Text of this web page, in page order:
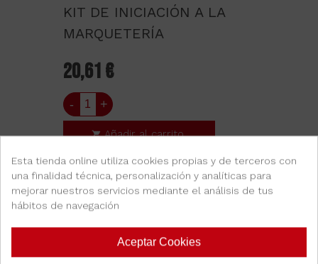
KIT DE INICIACIÓN A LA
MARQUETERÍA
20,61 €
- +
Añadir al carrito
Esta tienda online utiliza cookies propias y de terceros con
una finalidad técnica, personalización y analíticas para
mejorar nuestros servicios mediante el análisis de tus
hábitos de navegación
Aceptar Cookies